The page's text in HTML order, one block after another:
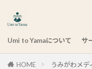
Umi to Yamaについて サ
HOME うみがわメデ